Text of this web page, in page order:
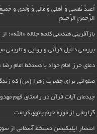
اُعیذُ نَفسی وَ أهلی وَ مالی وَ وُلدی و
الرَّحمنِ الرَّحیمِ
بازآفرینی هندسی کلمه جلاله «الله»؛
بررسی دلایل قرآنی و روایی و
دعای حرز امام جواد با دستخط امام رضا
صلواتی برای حضرت زهرا (س) که
چیدمان آیات قرآن در راستای فهم
گزارشی از موزه حرم بانوی کرامت
انتشار اپلیکیشن دستخط آسمانی از